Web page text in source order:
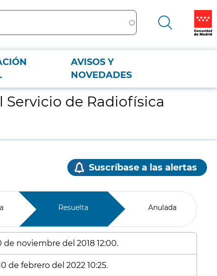
AVISOS Y
NOVEDADES
de Radiofísica
Suscríbase a las alertas
Resuelta Anulada
noviembre del 2018 12:00.
de febrero del 2022 10:25.